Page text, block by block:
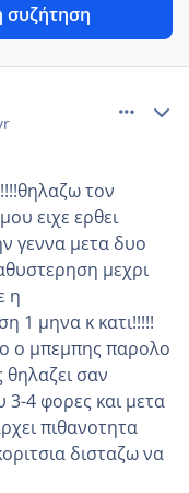
συζήτηση
τον
ειχε ερθει
γεννα μετα δυο
μεχρι
η
1 μηνα κ κατι!!!!!
ο μπεμπης παρολο
θηλαζει σαν
3-4 φορες και μετα
πιθανοτητα
δισταζω να